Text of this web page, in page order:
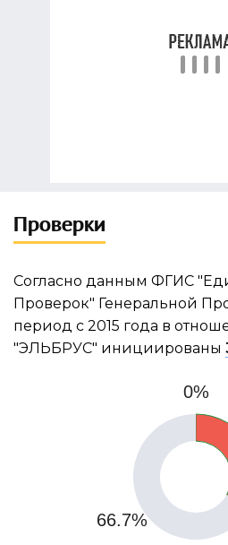
Проверки
Согласно данным ФГИС
Проверок" Генеральной
период с 2015 года в
"ЭЛЬБРУС" инициированы
0%
66.7%